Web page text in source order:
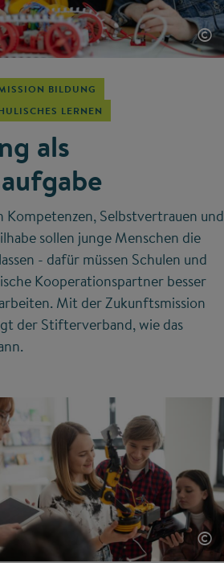
©
BILDUNG
LERNEN
als
Selbstvertrauen und
sollen junge Menschen die
- dafür müssen Schulen und
Kooperationspartner besser
Mit der Zukunftsmission
der Stifterverband, wie das
©